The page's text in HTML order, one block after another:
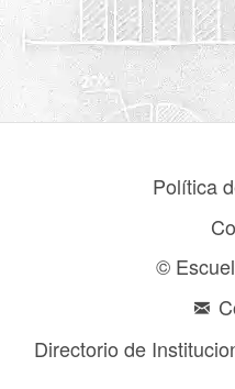
Política
©
Directorio de